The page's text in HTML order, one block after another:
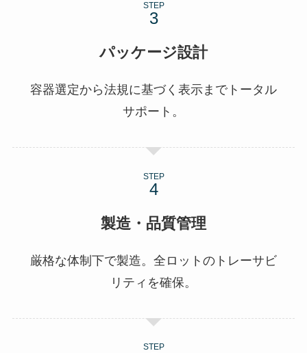
STEP
パッケージ設計
容器選定から法規に基づく表示までトータル
サポート。
STEP
製造・品質管理
厳格な体制下で製造。全ロットのトレーサビ
リティを確保。
STEP